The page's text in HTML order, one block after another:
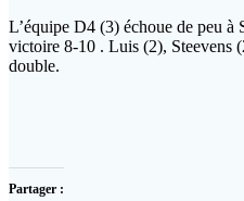
L’équipe D4 (3) échoue de peu à
victoire 8-10 . Luis (2), Steevens
double.
Partager :